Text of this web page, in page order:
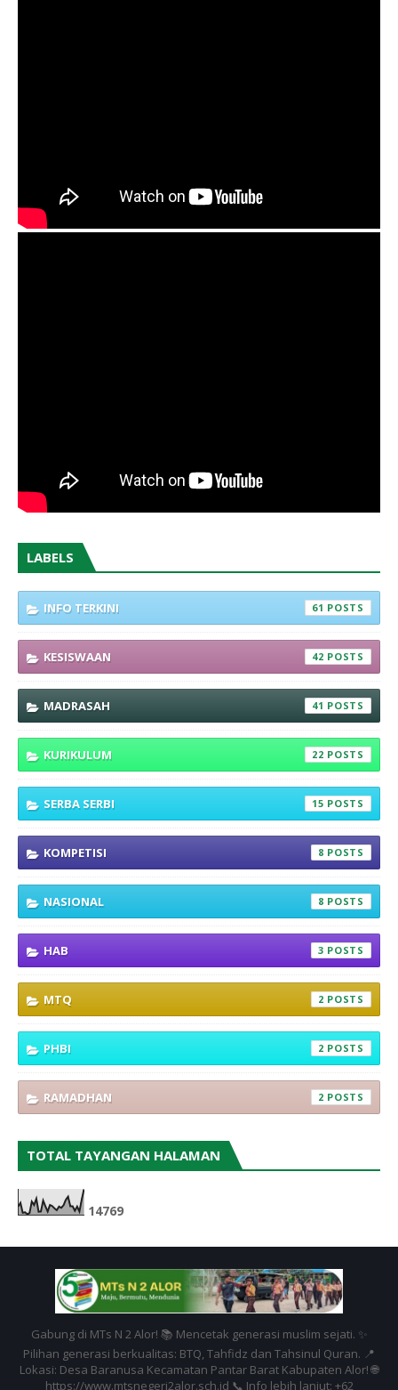
LABELS
INFO TERKINI 61
KESISWAAN 42
MADRASAH 41
KURIKULUM 22
SERBA SERBI 15
KOMPETISI 8
NASIONAL 8
HAB 3
MTQ 2
PHBI 2
RAMADHAN 2
TOTAL TAYANGAN HALAMAN
14769
Gabung di MTs N 2 Alor! 📚 Mencetak generasi muslim sejati. ✨
Pilihan generasi berkualitas: BTQ, Tahfidz dan Tahsinul Quran. 📍
Lokasi: Desa Baranusa Kecamatan Pantar Barat Kabupaten Alor! 🌐
https://www.mtsnegeri2alor.sch.id 📞 Info lebih lanjut: +62